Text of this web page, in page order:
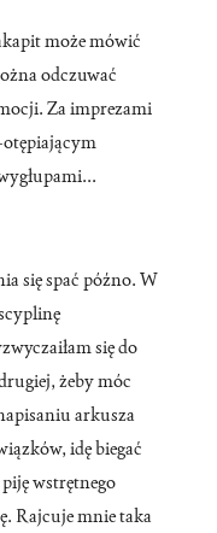
może mówić
odczuwać
Za imprezami
się spać późno. W
się do
żeby móc
arkusza
idę biegać
wstrętnego
Rajcuje mnie taka